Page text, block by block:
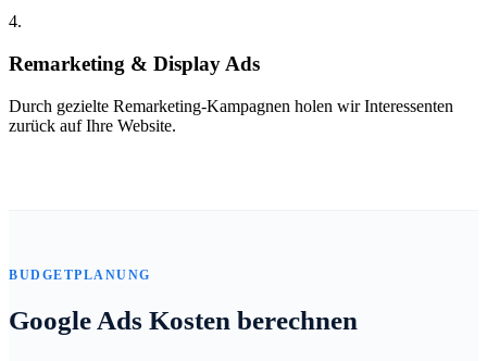
4.
Remarketing & Display Ads
Durch gezielte Remarketing-Kampagnen holen wir Interessenten
zurück auf Ihre Website.
BUDGETPLANUNG
Google Ads Kosten berechnen